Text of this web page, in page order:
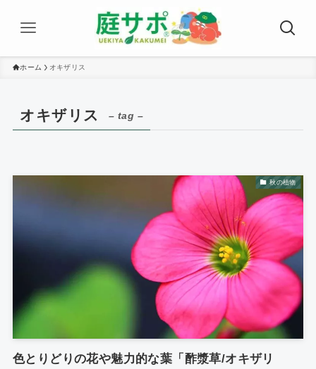
ホーム オキザリス
オキザリス – tag –
秋の植物
色とりどりの花や魅力的な葉「酢漿草/オキザリ